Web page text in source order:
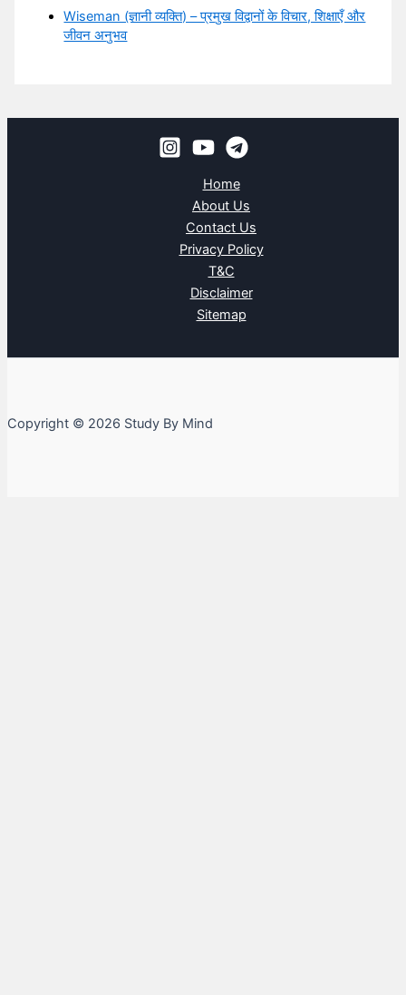
Wiseman (ज्ञानी व्यक्ति) – प्रमुख विद्वानों के विचार, शिक्षाएँ और
जीवन अनुभव
Home
About Us
Contact Us
Privacy Policy
T&C
Disclaimer
Sitemap
Copyright © 2026 Study By Mind